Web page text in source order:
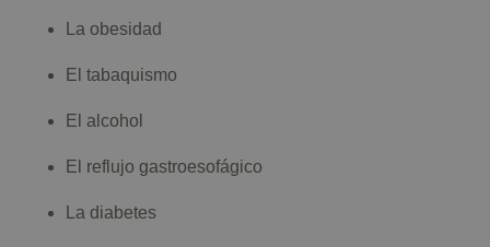
La obesidad
El tabaquismo
El alcohol
El reflujo gastroesofágico
La diabetes